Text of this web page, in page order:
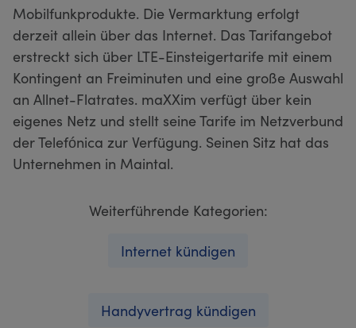
Mobilfunkprodukte. Die Vermarktung erfolgt
derzeit allein über das Internet. Das Tarifangebot
erstreckt sich über LTE-Einsteigertarife mit einem
Kontingent an Freiminuten und eine große Auswahl
an Allnet-Flatrates. maXXim verfügt über kein
eigenes Netz und stellt seine Tarife im Netzverbund
der Telefónica zur Verfügung. Seinen Sitz hat das
Unternehmen in Maintal.
Weiterführende Kategorien:
Internet kündigen
Handyvertrag kündigen